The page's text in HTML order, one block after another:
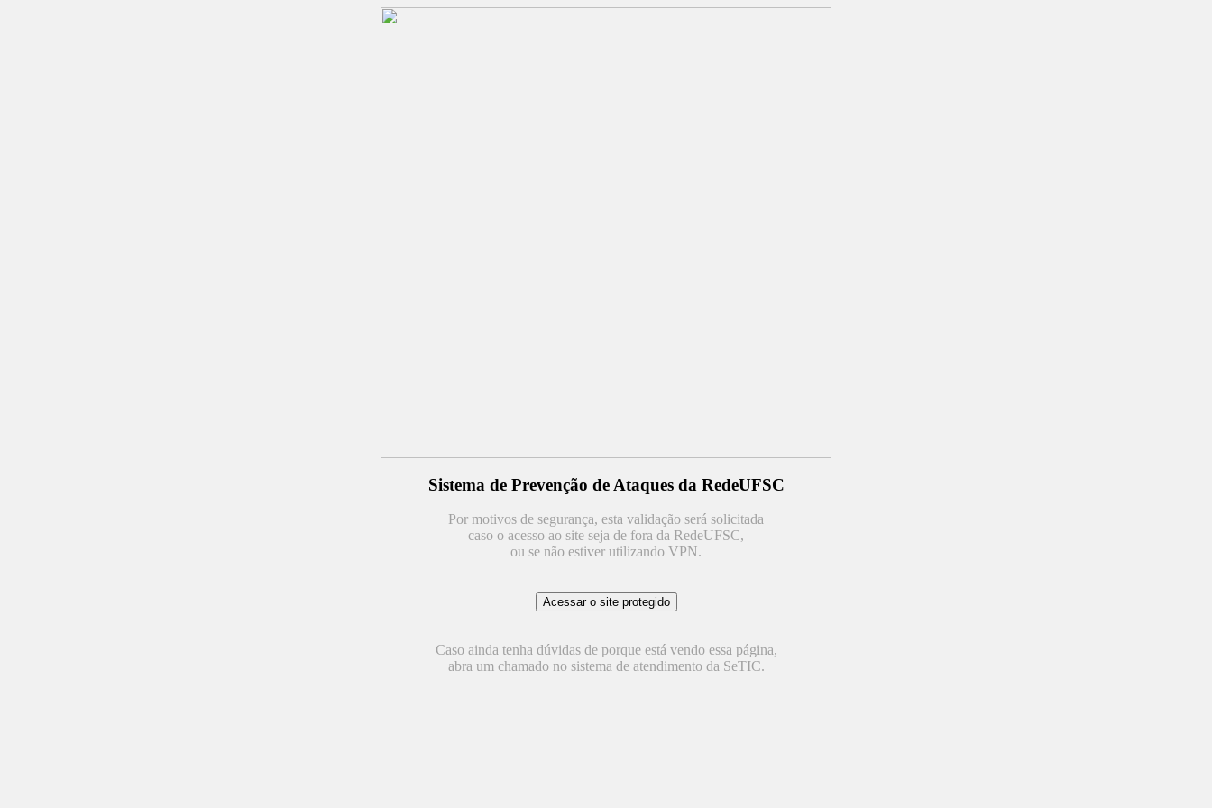
Sistema de Prevenção de Ataques da RedeUFSC
Por motivos de segurança, esta validação será solicitada
caso o acesso ao site seja de fora da RedeUFSC,
ou se não estiver utilizando VPN.
Caso ainda tenha dúvidas de porque está vendo essa página,
abra um chamado no sistema de atendimento da SeTIC.